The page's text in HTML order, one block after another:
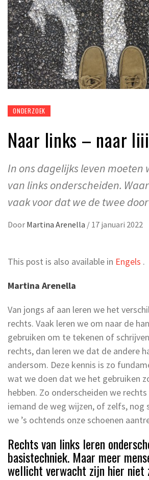
ONDERZOEK
Naar links – naar
In ons dagelijks leven moeten
van links onderscheiden.
vaak voor dat we de twee
Door Martina Arenella / 17 januari 2022
This post is also available in Engels .
Martina Arenella
Van jongs af aan leren we het
rechts. Vaak leren we om naar de
gebruiken om te tekenen of
rechts, dan leren we dat de andere
andersom. Deze kennis is zo
wat we doen dat we het gebruiken
hebben. Zo onderscheiden we
iemand de weg wijzen, of zelfs, nog
we ’s ochtends onze schoenen
Rechts van links leren
basistechniek. Maar meer
wellicht verwacht zijn hier niet